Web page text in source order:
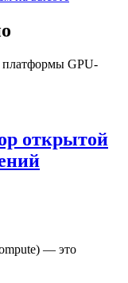
открытой
— это